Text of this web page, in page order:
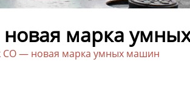
новая марка
CO — новая марка умных машин